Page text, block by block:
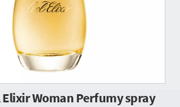
Woman Perfumy spray